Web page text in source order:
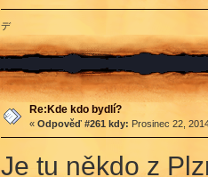
デ
Re:Kde kdo bydlí?
« Odpověď #261 kdy: Prosinec 22,
Je tu někdo z